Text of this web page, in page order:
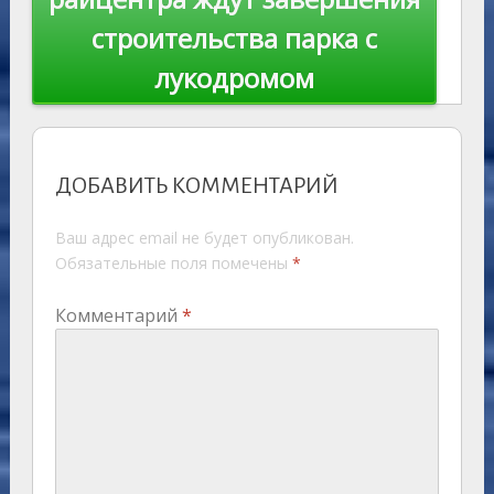
строительства парка с
лукодромом
ДОБАВИТЬ КОММЕНТАРИЙ
Ваш адрес email не будет опубликован.
Обязательные поля помечены *
Комментарий *